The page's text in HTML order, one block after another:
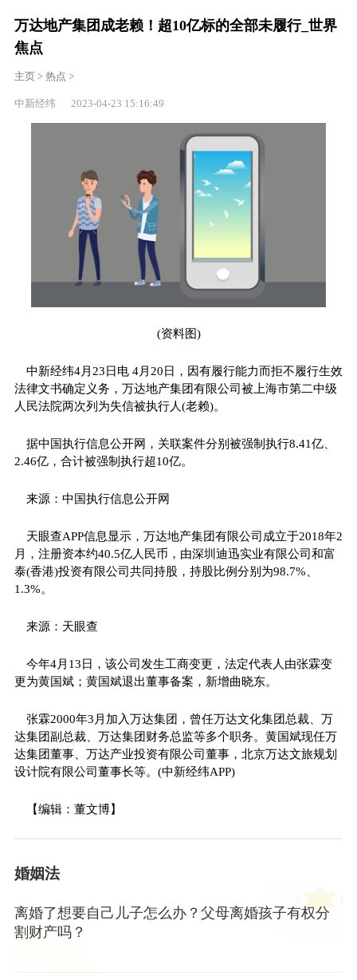
万达地产集团成老赖！超10亿标的全部未履行_世界
焦点
主页> 热点 >
中新经纬 2023-04-23 15:16:49
(资料图)
中新经纬4月23日电 4月20日，因有履行能力而拒不履行生效
法律文书确定义务，万达地产集团有限公司被上海市第二中级
人民法院两次列为失信被执行人(老赖)。
据中国执行信息公开网，关联案件分别被强制执行8.41亿、
2.46亿，合计被强制执行超10亿。
来源：中国执行信息公开网
天眼查APP信息显示，万达地产集团有限公司成立于2018年2
月，注册资本约40.5亿人民币，由深圳迪迅实业有限公司和富
泰(香港)投资有限公司共同持股，持股比例分别为98.7%、
1.3%。
来源：天眼查
今年4月13日，该公司发生工商变更，法定代表人由张霖变
更为黄国斌；黄国斌退出董事备案，新增曲晓东。
张霖2000年3月加入万达集团，曾任万达文化集团总裁、万
达集团副总裁、万达集团财务总监等多个职务。黄国斌现任万
达集团董事、万达产业投资有限公司董事，北京万达文旅规划
设计院有限公司董事长等。(中新经纬APP)
【编辑：董文博】
婚姻法
离婚了想要自己儿子怎么办？父母离婚孩子有权分
割财产吗？